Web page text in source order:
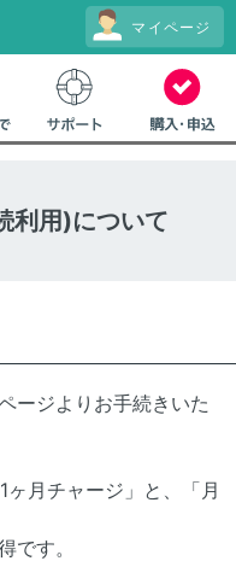
利用)について
ージよりお手続きいた
月チャージ」と、「月
です。